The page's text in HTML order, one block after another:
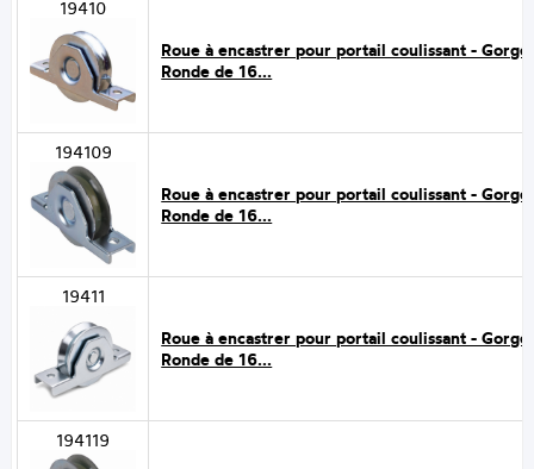
19410
Roue à encastrer pour portail coulissant - Gorge
Ronde de 16...
194109
Roue à encastrer pour portail coulissant - Gorge
Ronde de 16...
19411
Roue à encastrer pour portail coulissant - Gorge
Ronde de 16...
194119